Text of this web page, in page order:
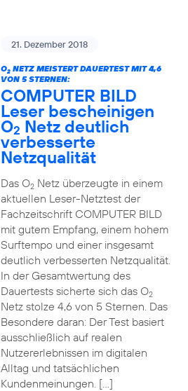
21. Dezember 2018
O2NETZ MEISTERT DAUERTEST MIT 4,6
VON 5 STERNEN:
COMPUTER BILD
Leser bescheinigen
O2 Netz deutlich
verbesserte
Netzqualität
Das O2Netz überzeugte in einem
aktuellen Leser-Netztest der
Fachzeitschrift COMPUTER BILD
mit gutem Empfang, einem hohem
Surftempo und einer insgesamt
deutlich verbesserten Netzqualität.
In der Gesamtwertung des
Dauertests sicherte sich das O2
Netz stolze 4,6 von 5 Sternen. Das
Besondere daran: Der Test basiert
ausschließlich auf realen
Nutzererlebnissen im digitalen
Alltag und tatsächlichen
Kundenmeinungen. […]